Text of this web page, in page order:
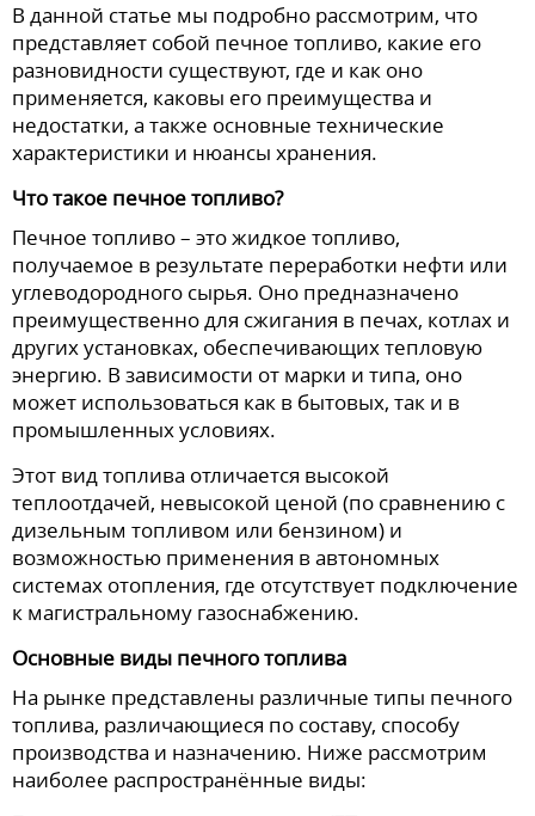
В данной статье мы подробно рассмотрим, что
представляет собой печное топливо, какие его
разновидности существуют, где и как оно
применяется, каковы его преимущества и
недостатки, а также основные технические
характеристики и нюансы хранения.
Что такое печное топливо?
Печное топливо – это жидкое топливо,
получаемое в результате переработки нефти или
углеводородного сырья. Оно предназначено
преимущественно для сжигания в печах, котлах и
других установках, обеспечивающих тепловую
энергию. В зависимости от марки и типа, оно
может использоваться как в бытовых, так и в
промышленных условиях.
Этот вид топлива отличается высокой
теплоотдачей, невысокой ценой (по сравнению с
дизельным топливом или бензином) и
возможностью применения в автономных
системах отопления, где отсутствует подключение
к магистральному газоснабжению.
Основные виды печного топлива
На рынке представлены различные типы печного
топлива, различающиеся по составу, способу
производства и назначению. Ниже рассмотрим
наиболее распространённые виды: